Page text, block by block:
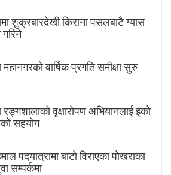
शुक्रबारदेखी किराना पसलबाटै ग्यास
गरिने
महानगरको वार्षिक प्रगति समीक्षा सुरु
रङ्गशालाको वृक्षारोपण अभियानलाई इको
सहयोग
पदयात्रामा बाटाे विराएका पाेखराका
सम्पर्कमा